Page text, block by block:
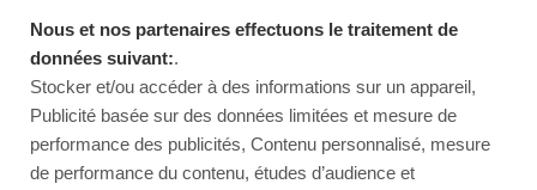
Nous et nos partenaires effectuons le traitement de
données suivant:.
Stocker et/ou accéder à des informations sur un appareil,
Publicité basée sur des données limitées et mesure de
performance des publicités, Contenu personnalisé, mesure
de performance du contenu, études d’audience et